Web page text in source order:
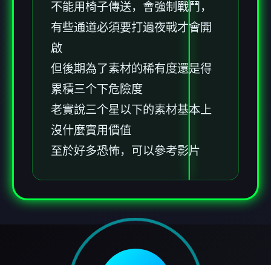
不能用椅子傳送，會強制戰鬥，
有些通道必須要打過夜戰才會開
啟
但後期為了素材的稀有度還是得
累積三个下危險度
老實說三个星以下的素材基本上
沒什麼實用價值
至於好多恐怖，可以參考影片